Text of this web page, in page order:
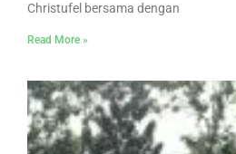
Christufel bersama dengan
Read More »